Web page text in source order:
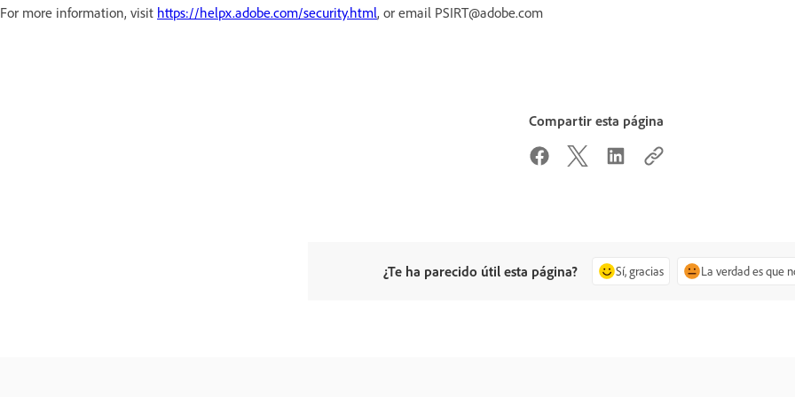
For more information, visit https://helpx.adobe.com/security.html, or email PSIRT@adobe.com
Compartir esta página
¿Te ha parecido útil esta página? Sí, gracias La verdad es que